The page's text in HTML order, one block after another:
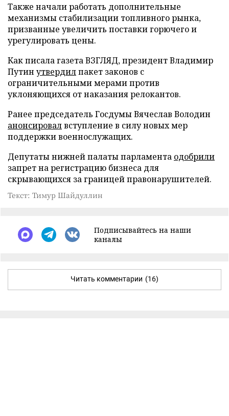
Также начали работать дополнительные
механизмы стабилизации топливного рынка,
призванные увеличить поставки горючего и
урегулировать цены.
Как писала газета ВЗГЛЯД, президент Владимир
Путин утвердилпакет законов с
ограничительными мерами против
уклоняющихся от наказания релокантов.
Ранее председатель Госдумы Вячеслав Володин
анонсировалвступление в силу новых мер
поддержки военнослужащих.
Депутаты нижней палаты парламента одобрили
запрет на регистрацию бизнеса для
скрывающихся за границей правонарушителей.
Текст: Тимур Шайдуллин
Подписывайтесь на наши
каналы
Читать комментарии (16)